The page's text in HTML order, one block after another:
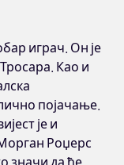
играч. Он је
Као и
појачање.
је и
Роџерс
значи да ће